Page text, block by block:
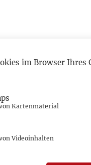
im Browser Ihres
Kartenmaterial
Videoinhalten